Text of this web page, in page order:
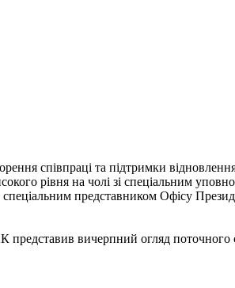
співпраці та підтримки
рівня на чолі зі спеціальним
спеціальним представником Офісу
вичерпний огляд поточного